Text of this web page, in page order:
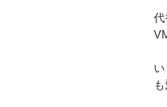
代